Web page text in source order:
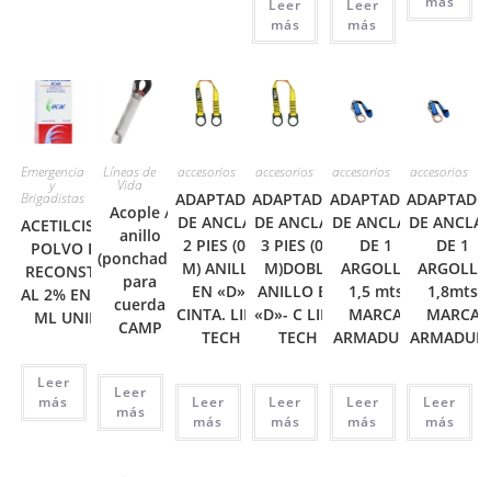
Leer
más
Leer
más
Emergencia
y
Brigadistas
ACETILCISTEÍNA
POLVO PARA
RECONSTITUIR
AL 2% ENV X 60
ML UNIDAD.
Leer
más
Líneas de
Vida
Acople /
anillo
(ponchado)
para
cuerda
CAMP
Leer
más
accesorios
ADAPTADOR
DE ANCLAJE
2 PIES (0,6
M) ANILLO
EN «D»-
CINTA. LINK
TECH
Leer
más
accesorios
ADAPTADOR
DE ANCLAJE
3 PIES (0,9
M)DOBLE
ANILLO EN
«D»- C LINK
TECH
Leer
más
accesorios
ADAPTADOR
DE ANCLAJE
DE 1
ARGOLLA
1,5 mts
MARCA
ARMADURA
Leer
más
accesorios
DE
DE 1
ARGOLLA
1,8mts
MARCA
Leer
más